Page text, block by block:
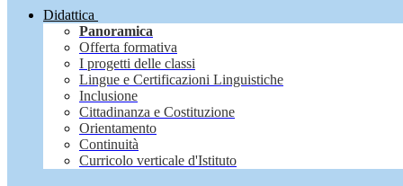
Didattica
Panoramica
Offerta formativa
I progetti delle classi
Lingue e Certificazioni Linguistiche
Inclusione
Cittadinanza e Costituzione
Orientamento
Continuità
Curricolo verticale d'Istituto